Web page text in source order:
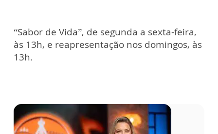
“Sabor de Vida”, de segunda a sexta-feira,
às 13h, e reapresentação nos domingos, às
13h.